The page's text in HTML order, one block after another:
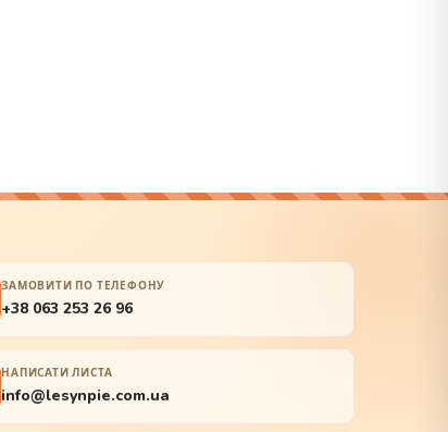
ЗАМОВИТИ ПО ТЕЛЕФОНУ
+38 063 253 26 96
НАПИСАТИ ЛИСТА
info@lesynpie.com.ua